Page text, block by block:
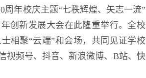
周年校庆主题“七秩辉煌、矢志一流”
创新发展大会在此隆重举行。全校
相聚“云端”和会场，共同见证学校
视频号、抖音、新浪微博、B站、快